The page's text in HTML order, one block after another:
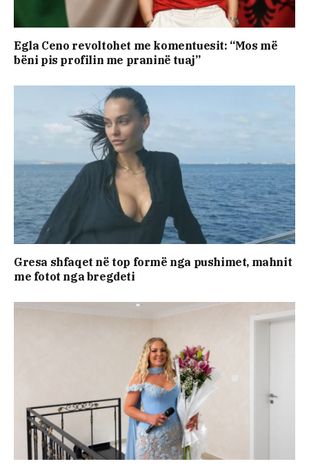
Egla Ceno revoltohet me komentuesit: “Mos më
bëni pis profilin me praninë tuaj”
Gresa shfaqet në top formë nga pushimet, mahnit
me fotot nga bregdeti